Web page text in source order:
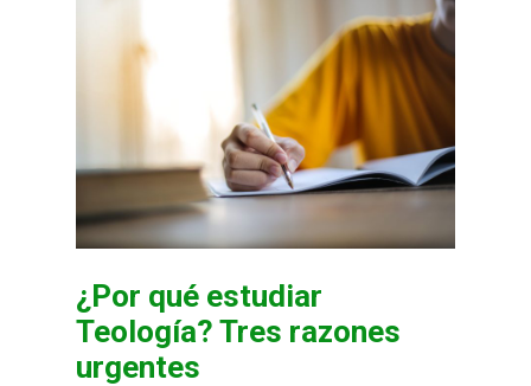
¿Por qué estudiar
Teología? Tres razones
urgentes